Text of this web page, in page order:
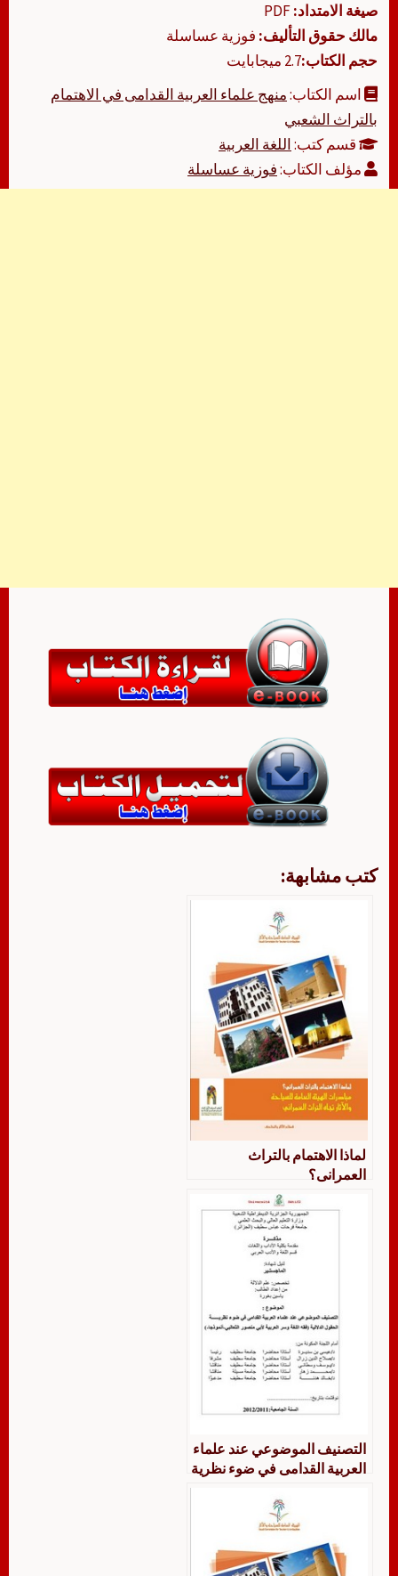
صيغة الامتداد:
مالك حقوق التأليف: فوزية عساسلة
حجم الكتاب:2.7 ميجابايت
اسم الكتاب:منهج علماء العربية القدامى في الاهتمام
بالتراث الشعبي
قسم كتب:اللغة العربية
مؤلف الكتاب:فوزية عساسلة
كتب مشابهة:
لماذا الاهتمام بالتراث
العمرانى؟
التصنيف الموضوعي عند علماء
العربية القدامى في ضوء نظرية
العربية لأبي منصور الثعالبي